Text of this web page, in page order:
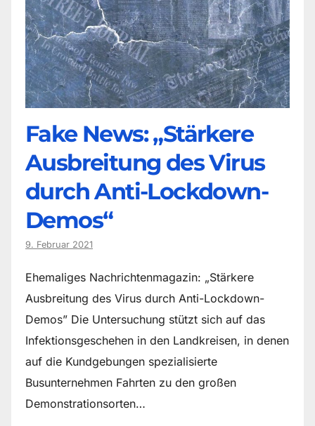
Fake News: „Stärkere
Ausbreitung des Virus
durch Anti-Lockdown-
Demos“
9. Februar 2021
Ehemaliges Nachrichtenmagazin: „Stärkere
Ausbreitung des Virus durch Anti-Lockdown-
Demos” Die Untersuchung stützt sich auf das
Infektionsgeschehen in den Landkreisen, in denen
auf die Kundgebungen spezialisierte
Busunternehmen Fahrten zu den großen
Demonstrationsorten…